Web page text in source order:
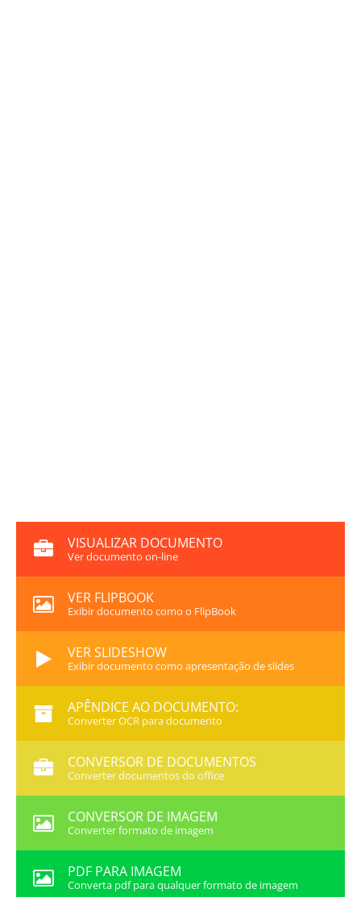
VISUALIZAR DOCUMENTO
Ver documento on-line
VER FLIPBOOK
Exibir documento como o FlipBook
VER SLIDESHOW
Exibir documento como apresentação de slides
APÊNDICE AO DOCUMENTO:
Converter OCR para documento
CONVERSOR DE DOCUMENTOS
Converter documentos do office
CONVERSOR DE IMAGEM
Converter formato de imagem
PDF PARA IMAGEM
Converta pdf para qualquer formato de imagem